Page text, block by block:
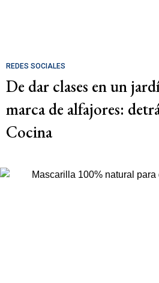
REDES SOCIALES
De dar clases en un
marca de alfajores:
Cocina